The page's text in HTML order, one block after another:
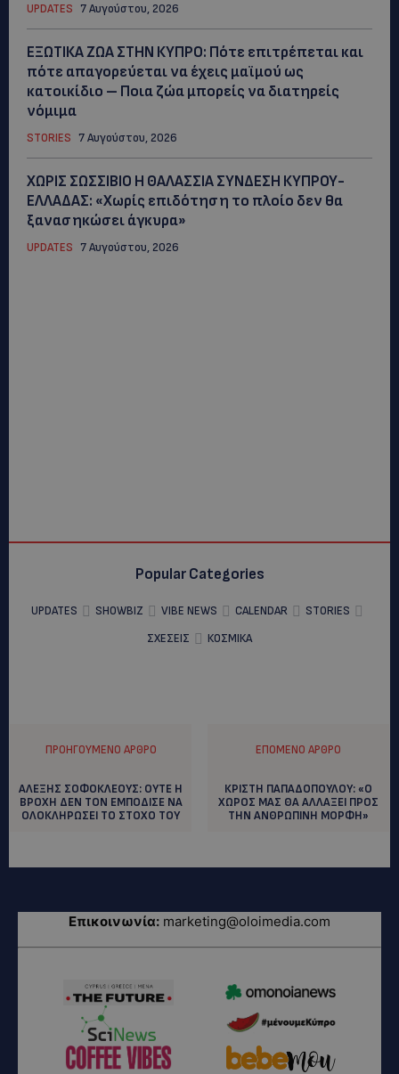
UPDATES 7 Αυγούστου, 2026
ΕΞΩΤΙΚΑ ΖΩΑ ΣΤΗΝ ΚΥΠΡΟ: Πότε επιτρέπεται και
πότε απαγορεύεται να έχεις μαϊμού ως
κατοικίδιο – Ποια ζώα μπορείς να διατηρείς
νόμιμα
STORIES 7 Αυγούστου, 2026
ΧΩΡΙΣ ΣΩΣΣΙΒΙΟ Η ΘΑΛΑΣΣΙΑ ΣΥΝΔΕΣΗ ΚΥΠΡΟΥ-
ΕΛΛΑΔΑΣ: «Χωρίς επιδότηση το πλοίο δεν θα
ξανασηκώσει άγκυρα»
UPDATES 7 Αυγούστου, 2026
Popular Categories
UPDATES SHOWBIZ VIBE NEWS CALENDAR
STORIES
ΣΧΕΣΕΙΣ
ΚΟΣΜΙΚΑ
ΠΡΟΗΓΟΎΜΕΝΟ ΆΡΘΡΟ
ΑΛΕΞΗΣ ΣΟΦΟΚΛΕΟΥΣ: ΟΥΤΕ Η
ΒΡΟΧΗ ΔΕΝ ΤΟΝ ΕΜΠΟΔΙΣΕ ΝΑ
ΟΛΟΚΛΗΡΩΣΕΙ ΤΟ ΣΤΟΧΟ ΤΟΥ
ΕΠΌΜΕΝΟ ΆΡΘΡΟ
ΚΡΙΣΤΗ ΠΑΠΑΔΟΠΟΥΛΟΥ: «Ο
ΧΩΡΟΣ ΜΑΣ ΘΑ ΑΛΛΑΞΕΙ ΠΡΟΣ
ΤΗΝ ΑΝΘΡΩΠΙΝΗ ΜΟΡΦΗ»
Επικοινωνία: marketing@oloimedia.com